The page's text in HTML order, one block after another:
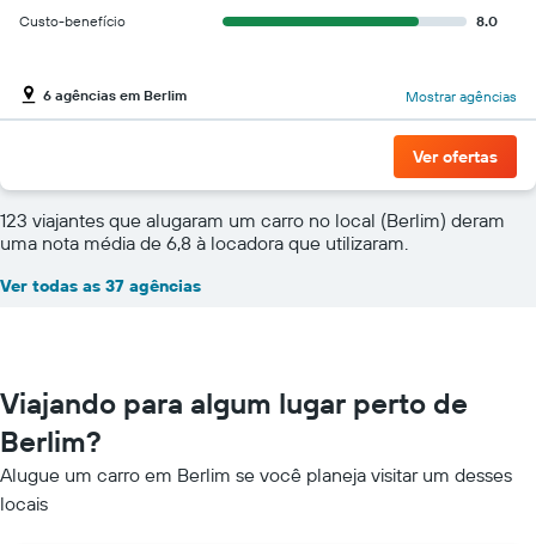
Custo-benefício
8.0
6 agências em Berlim Mostrar agências
Ver ofertas
123 viajantes que alugaram um carro no local (Berlim) deram
uma nota média de 6,8 à locadora que utilizaram.
Ver todas as 37 agências
Viajando para algum lugar perto de
Berlim?
Alugue um carro em Berlim se você planeja visitar um desses
locais